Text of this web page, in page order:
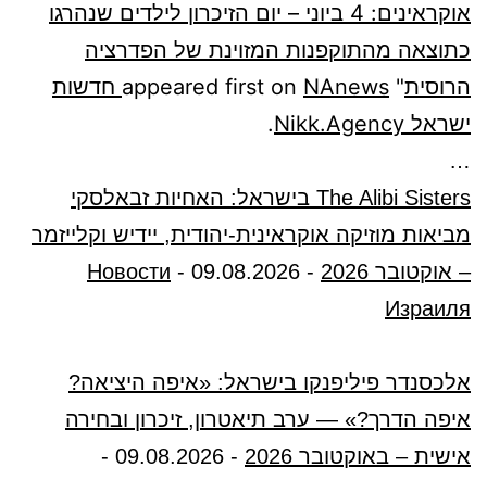
אוקראינים: 4 ביוני – יום הזיכרון לילדים שנהרגו
כתוצאה מהתוקפנות המזוינת של הפדרציה
הרוסית" appeared first on
NAnews חדשות
ישראל Nikk.Agency
.
…
The Alibi Sisters בישראל: האחיות זבאלסקי
מביאות מוזיקה אוקראינית-יהודית, יידיש וקלייזמר
– אוקטובר 2026
-
09.08.2026
-
Новости
Израиля
אלכסנדר פיליפנקו בישראל: «איפה היציאה?
איפה הדרך?» — ערב תיאטרון, זיכרון ובחירה
אישית – באוקטובר 2026
-
09.08.2026
-